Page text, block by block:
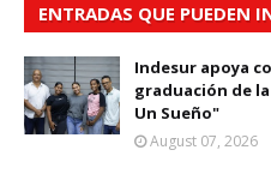
ENTRADAS QUE PUEDEN
Indesur apoya
graduación de
Un Sueño"
August 07, 2026